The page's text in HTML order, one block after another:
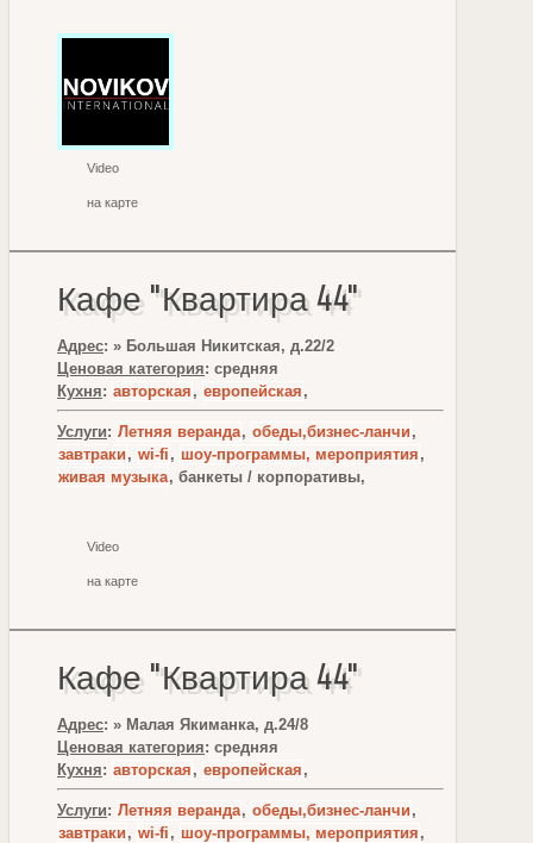
Video
на карте
Кафе "Квартира 44"
Адрес: » Большая Никитская, д.22/2
Ценовая категория: средняя
Кухня: авторская , европейская ,
Услуги: Летняя веранда, обеды,бизнес-ланчи ,
завтраки , wi-fi , шоу-программы, мероприятия ,
живая музыка, банкеты / корпоративы,
Video
на карте
Кафе "Квартира 44"
Адрес: » Малая Якиманка, д.24/8
Ценовая категория: средняя
Кухня: авторская , европейская ,
Услуги: Летняя веранда, обеды,бизнес-ланчи ,
завтраки , wi-fi , шоу-программы, мероприятия ,